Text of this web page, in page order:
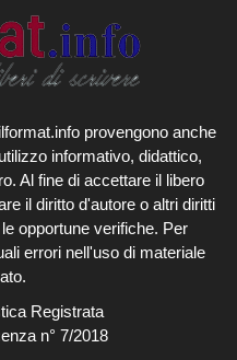
provengono anche
informativo, didattico,
Al fine di accettare il libero
il diritto d'autore o altri diritti
opportune verifiche. Per
errori nell'uso di materiale
Registrata
n° 7/2018